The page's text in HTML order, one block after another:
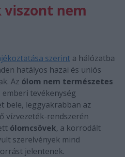
viszont nem
szerinta hálózatba
hatályos hazai és uniós
Az ólom nem természetes
: emberi tevékenység
bele, leggyakrabban az
vízvezeték-rendszerén
ólomcsövek, a korrodált
szerelvények mind
jelentenek.